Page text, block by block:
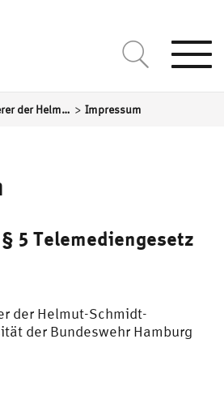
Freunde und Förderer der Helmut-Schmidt-Universität/Universität der Bundeswehr Hamburg e.V. > Impressum
5 Telemediengesetz
der Helmut-Schmidt-
der Bundeswehr Hamburg